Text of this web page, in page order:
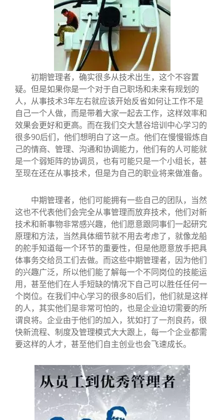
初期管理者，确实很多从技术出生，这个不容置
疑。但是如果你是一个对于自己职场和未来有规划的
人，从事技术3年左右就应该开始反省如何让工作不是
自己一个人做，而是带着大家一起去工作，这样效率和
效果会更好和更高。而在我们交大慧谷培训中心学习的
很多90后们，他们想明白了这一点。他们在慢慢锻炼自
己的情商、管理、沟通和协调能力，他们有的人可能就
是一个弱矩阵的协调员，也有可能只是一个小组长，甚
至现在还在从事技术，但是为自己的职业将来做准备。
中期管理者，他们可能拥有一些自己的团队，当然
这也不代表他们会完全从事管理而放弃技术，他们对新
技术和新事物非常感兴趣，他们愿意跟同事们一起研究
原理和方法，当然具体细节就不用去考虑了，就像龙船
的舵手知道每一个环节的重要性，但是他愿意放手把具
体事务交给员工们去做。而这些中期管理者，因为他们
的兴趣广泛，所以他们能了解每一个不同岗位的技能运
用，甚至他们在人手短缺的情况下自己可以胜任任何一
个岗位。在我们中心学习的很多80后们，他们就是这样
的人，其实他们是非常可怕的，也是企业迫切需要的所
谓良将。企业由于他们的加入，犹如打了一剂良药，很
快新流程、制度及管理模式大大跟上，每一个企业都需
要这样的人才，甚至他们自主创业也会飞速成长。